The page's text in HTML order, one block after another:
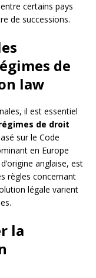
certains pays
de successions.
de
law
il est essentiel
de droit
sur le Code
en Europe
anglaise, est
règles concernant
légale varient
la